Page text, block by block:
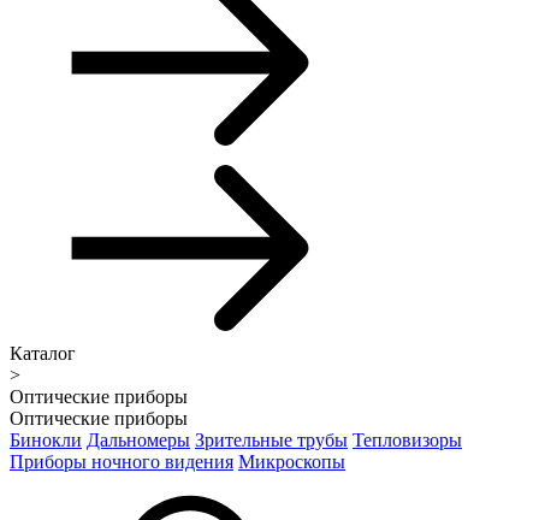
Каталог
>
Оптические приборы
Оптические приборы
Бинокли Дальномеры Зрительные трубы Тепловизоры
Приборы ночного видения Микроскопы